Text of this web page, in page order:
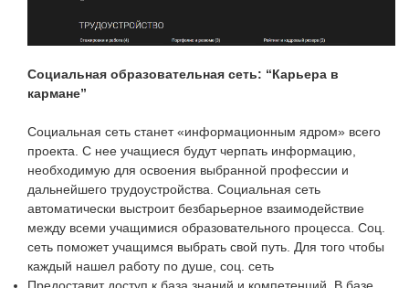
Социальная образовательная сеть: “Карьера в
кармане”
Социальная сеть станет «информационным ядром» всего
проекта. С нее учащиеся будут черпать информацию,
необходимую для освоения выбранной профессии и
дальнейшего трудоустройства. Социальная сеть
автоматически выстроит безбарьерное взаимодействие
между всеми учащимися образовательного процесса. Соц.
сеть поможет учащимся выбрать свой путь. Для того чтобы
каждый нашел работу по душе, соц. сеть